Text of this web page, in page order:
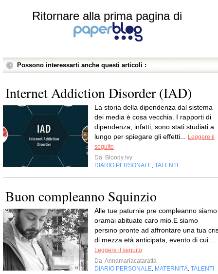
Ritornare alla prima pagina di
Possono interessarti anche questi articoli :
Internet Addiction Disorder (IAD)
La storia della dipendenza dal sistema
dei media è cosa vecchia. I rapporti di
dipendenza, infatti, sono stati studiati a
lungo per spiegare gli effetti...
Leggere il
seguito
Da Bloody Ivy
DIARIO PERSONALE TALENTI
Buon compleanno Squinzio
Alle tue paturnie pre compleanno siamo
oramai abituate caro mio.E siamo
persino pronte ad affrontare una tua
di mezza età anticipata, evento di cui...
Leggere il seguito
Da Annamariacataratta
DIARIO PERSONALE MATERNITÀ TALENTI